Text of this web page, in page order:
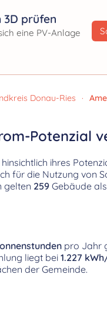
3D prüfen
eine PV-Anlage
Donau-Ries ·
Potenzial
ihres
für die Nutzung von
gelten 259 Gebäude
pro Jahr
liegt bei 1.227
der Gemeinde.